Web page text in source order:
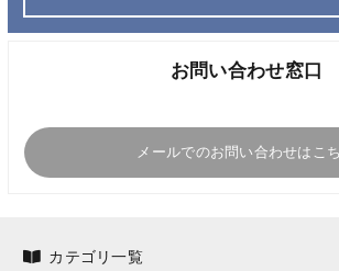
お問い合わせ窓口
メールでのお問い合わせはこ
カテゴリ一覧